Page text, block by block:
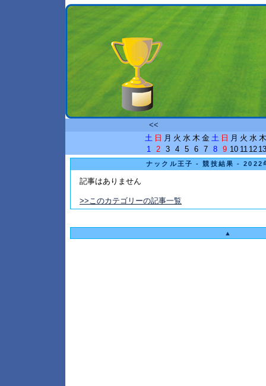
<<
土 日 月 火 水 木 金 土 日 月 火 水 木
1
2 3 4 5 6 7 8 9 10 11 12 13
ナックル王子 - 競技結果 - 2022
記事はありません
>>このカテゴリーの記事一覧
▲